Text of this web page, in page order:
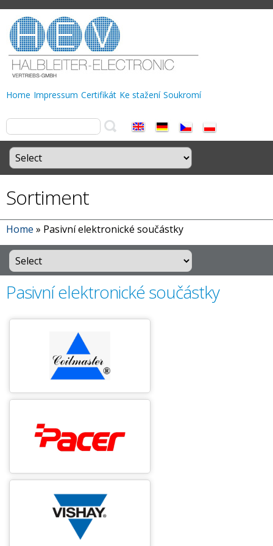
Home Impressum Certifikát Ke stažení Soukromí
Sortiment
Home » Pasivní elektronické součástky
Pasivní elektronické součástky